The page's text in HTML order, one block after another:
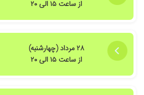
از ساعت ۱۵ الی ۲۰
۲۸ مرداد (چهارشنبه)
از ساعت ۱۵ الی ۲۰